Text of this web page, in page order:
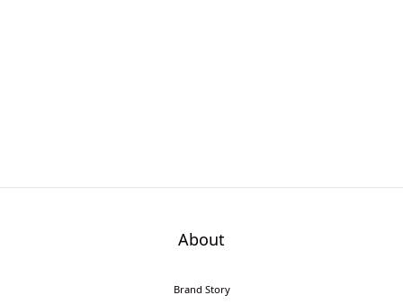
About
Brand Story